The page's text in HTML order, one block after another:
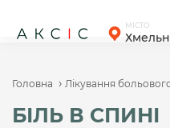
content
МІСТО
Головна › Лікування
БІЛЬ В СПИНІ